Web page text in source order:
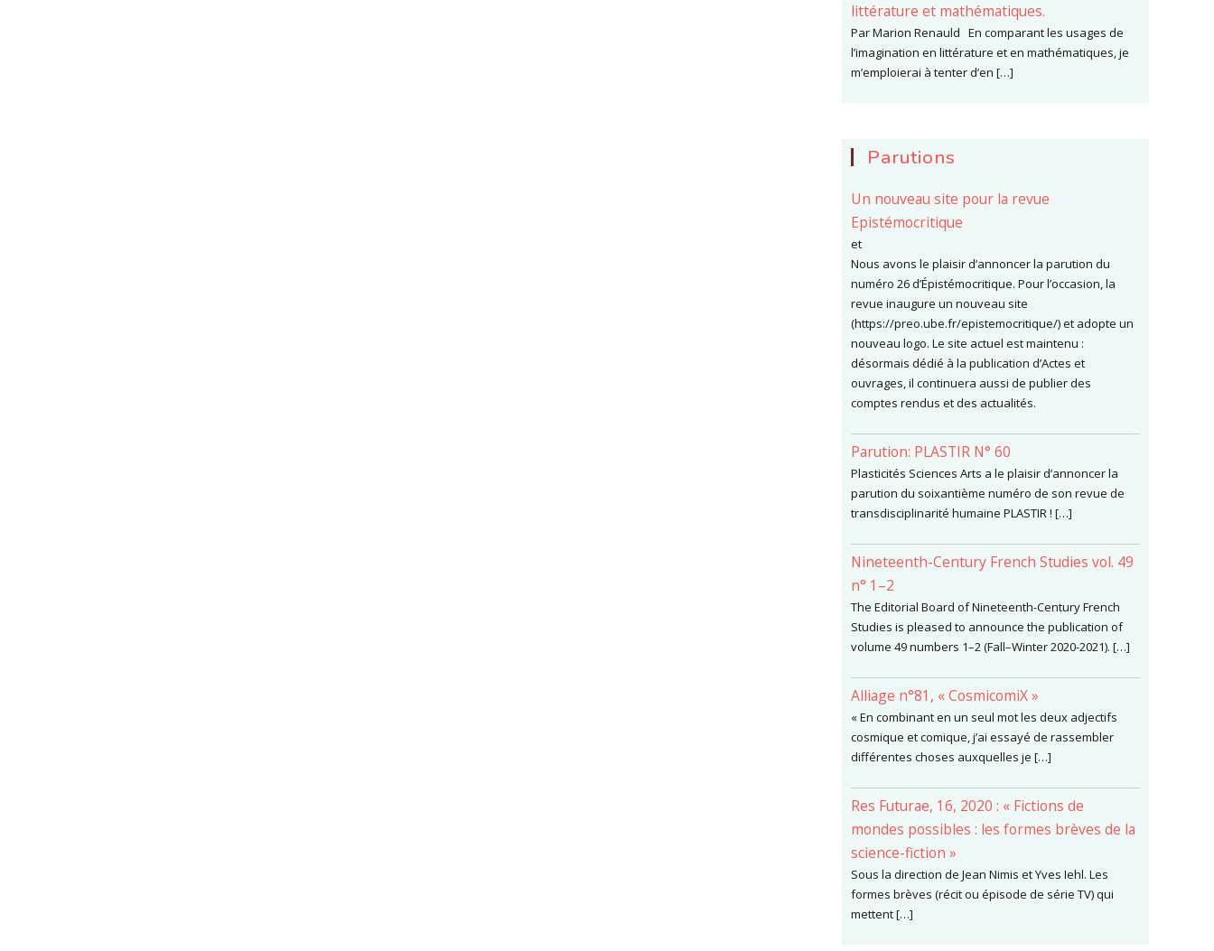
littérature et mathématiques.
Par Marion Renauld En comparant les usages de
l’imagination en littérature et en mathématiques, je
m’emploierai à tenter d’en […]
Parutions
Un nouveau site pour la revue
Epistémocritique
et
Nous avons le plaisir d’annoncer la parution du
numéro 26 d’Épistémocritique. Pour l’occasion, la
revue inaugure un nouveau site
(https://preo.ube.fr/epistemocritique/) et adopte un
nouveau logo. Le site actuel est maintenu :
désormais dédié à la publication d’Actes et
ouvrages, il continuera aussi de publier des
comptes rendus et des actualités.
Parution: PLASTIR N° 60
Plasticités Sciences Arts a le plaisir d’annoncer la
parution du soixantième numéro de son revue de
transdisciplinarité humaine PLASTIR ! […]
Nineteenth-Century French Studies vol. 49
n° 1–2
The Editorial Board of Nineteenth-Century French
Studies is pleased to announce the publication of
volume 49 numbers 1–2 (Fall–Winter 2020-2021). […]
Alliage n°81, « CosmicomiX »
« En combinant en un seul mot les deux adjectifs
cosmique et comique, j’ai essayé de rassembler
différentes choses auxquelles je […]
Res Futurae, 16, 2020 : « Fictions de
mondes possibles : les formes brèves de la
science-fiction »
Sous la direction de Jean Nimis et Yves Iehl. Les
formes brèves (récit ou épisode de série TV) qui
mettent […]